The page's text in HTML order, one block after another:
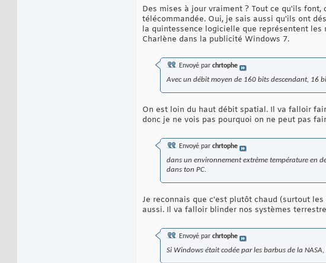
Des mises à jour vraiment ? Tout ce qu'ils
télécommandée. Oui, je sais aussi qu'ils ont
la quintessence logicielle que représentent
Charlène dans la publicité Windows 7.
Envoyé par chrtophe
Avec un débit moyen de 160 bits descendant, 16
On est loin du haut débit spatial. Il va falloir
donc je ne vois pas pourquoi on ne peut pas
Envoyé par chrtophe
dans un environnement extrème température en
dans ton PC.
Je reconnais que c'est plutôt chaud (surtout les
aussi. Il va falloir blinder nos systèmes
Envoyé par chrtophe
Si Windows était codée par les barbus de la NASA,